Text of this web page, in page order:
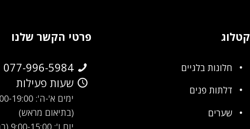
קטלוג
חלונות בלגיים
דלתות פנים
שערים
פרטי הקשר שלנו
077-996-5984
שעות פעילות
ימים א'-ה': 9:00-
(בתיאום מראש)
יום